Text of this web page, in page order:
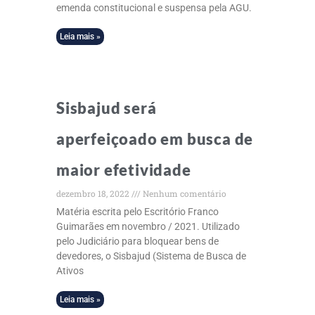
emenda constitucional e suspensa pela AGU.
Leia mais »
Sisbajud será
aperfeiçoado em busca de
maior efetividade
dezembro 18, 2022
Nenhum comentário
Matéria escrita pelo Escritório Franco
Guimarães em novembro / 2021. Utilizado
pelo Judiciário para bloquear bens de
devedores, o Sisbajud (Sistema de Busca de
Ativos
Leia mais »